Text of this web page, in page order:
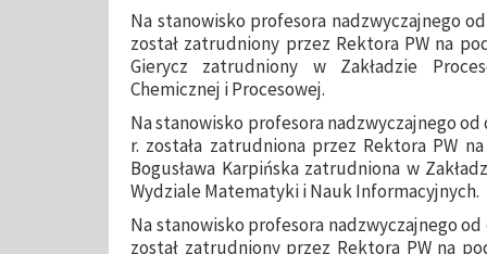
Na stanowisko profesora nadzwyczajnego
został zatrudniony przez Rektora PW na
Gierycz zatrudniony w Zakładzie
Chemicznej i Procesowej.
Na stanowisko profesora nadzwyczajnego od
r. została zatrudniona przez Rektora PW
Bogusława Karpińska zatrudniona w
Wydziale Matematyki i Nauk Informacyjnych.
Na stanowisko profesora nadzwyczajnego od
został zatrudniony przez Rektora PW na